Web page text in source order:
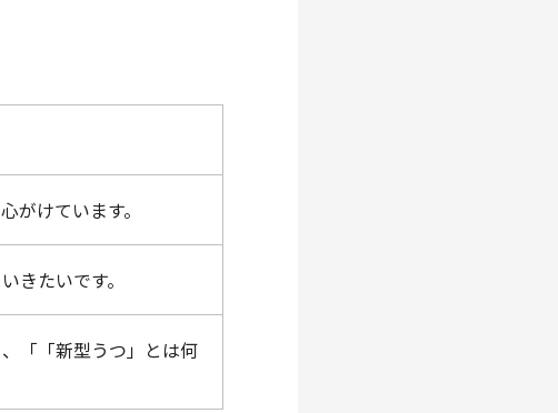
がけています。
きたいです。
「「新型うつ」とは何